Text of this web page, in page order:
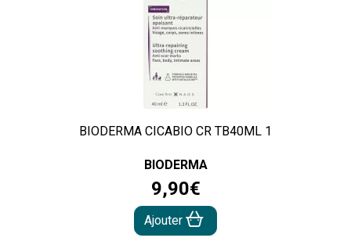
BIODERMA CICABIO CR TB40ML 1
BIODERMA
9,90€
Ajouter